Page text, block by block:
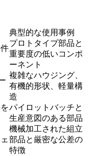
典型的な使用事例
プロトタイプ部品と
重要度の低いコンポ
ーネント
複雑なハウジング、
有機的形状、軽量構
造
パイロットバッチと
生産意図のある部品
機械加工された組立
部品と厳密な公差の
特徴